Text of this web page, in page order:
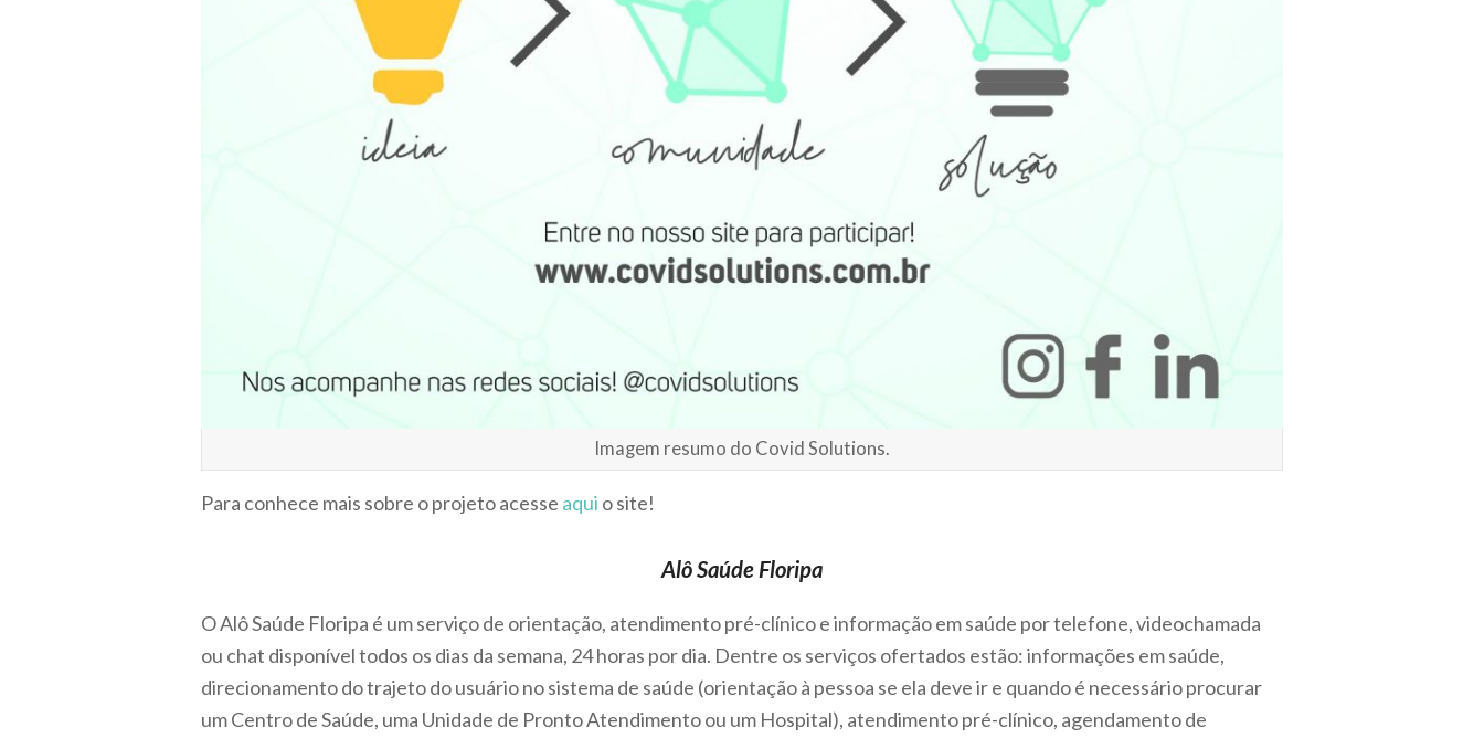
Imagem resumo do Covid Solutions.
Para conhece mais sobre o projeto acesse aqui o site!
Alô Saúde Floripa
O Alô Saúde Floripa é um serviço de orientação, atendimento pré-clínico e informação em saúde por telefone, videochamada
ou chat disponível todos os dias da semana, 24 horas por dia. Dentre os serviços ofertados estão: informações em saúde,
direcionamento do trajeto do usuário no sistema de saúde (orientação à pessoa se ela deve ir e quando é necessário procurar
um Centro de Saúde, uma Unidade de Pronto Atendimento ou um Hospital), atendimento pré-clínico, agendamento de